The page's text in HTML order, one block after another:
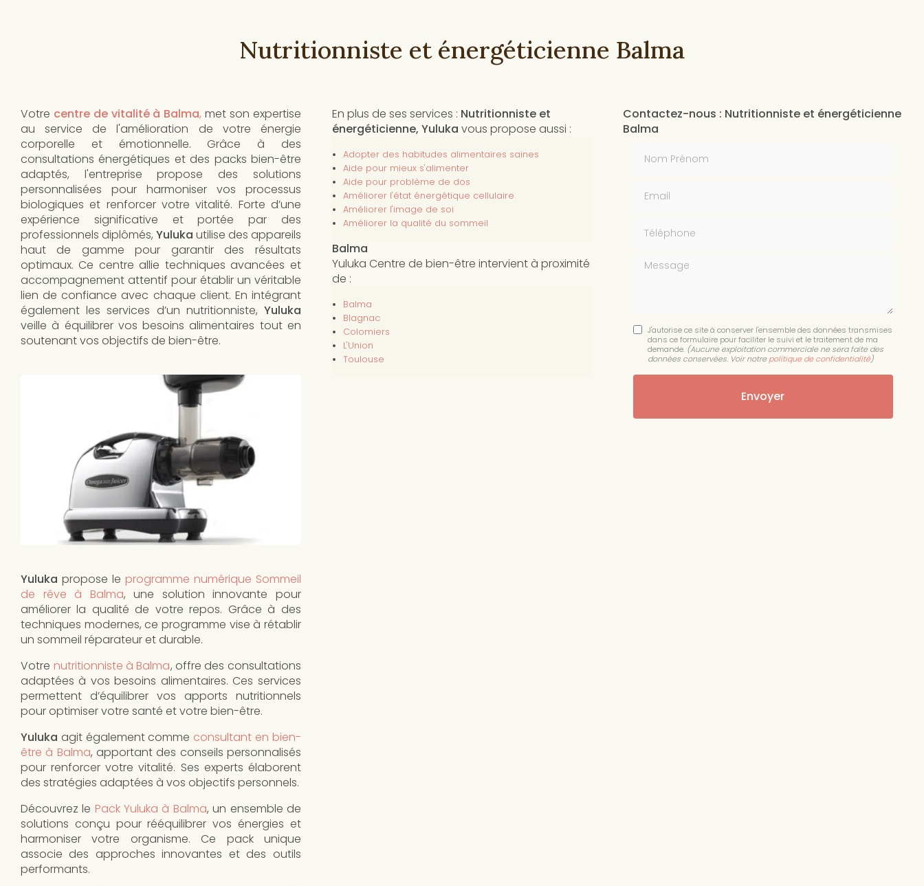
Nutritionniste et énergéticienne Balma
Votre centre de vitalité à Balma,met son expertise
au service de l'amélioration de votre énergie
corporelle et émotionnelle. Grâce à des
consultations énergétiques et des packs bien-être
adaptés, l'entreprise propose des solutions
personnalisées pour harmoniser vos processus
biologiques et renforcer votre vitalité. Forte d’une
expérience significative et portée par des
professionnels diplômés, Yuluka utilise des appareils
haut de gamme pour garantir des résultats
optimaux. Ce centre allie techniques avancées et
accompagnement attentif pour établir un véritable
lien de confiance avec chaque client. En intégrant
également les services d’un nutritionniste, Yuluka
veille à équilibrer vos besoins alimentaires tout en
soutenant vos objectifs de bien-être.
Yuluka propose le programme numérique Sommeil
de rêve à Balma, une solution innovante pour
améliorer la qualité de votre repos. Grâce à des
techniques modernes, ce programme vise à rétablir
un sommeil réparateur et durable.
Votre nutritionniste à Balma, offre des consultations
adaptées à vos besoins alimentaires. Ces services
permettent d’équilibrer vos apports nutritionnels
pour optimiser votre santé et votre bien-être.
Yuluka agit également comme consultant en bien-
être à Balma, apportant des conseils personnalisés
pour renforcer votre vitalité. Ses experts élaborent
des stratégies adaptées à vos objectifs personnels.
Découvrez le Pack Yuluka à Balma, un ensemble de
solutions conçu pour rééquilibrer vos énergies et
harmoniser votre organisme. Ce pack unique
associe des approches innovantes et des outils
performants.
En plus de ses services : Nutritionniste et
énergéticienne, Yuluka vous propose aussi :
Adopter des habitudes alimentaires saines
Aide pour mieux s'alimenter
Aide pour problème de dos
Améliorer l'état énergétique cellulaire
Améliorer l'image de soi
Améliorer la qualité du sommeil
Balma
Yuluka Centre de bien-être intervient à proximité
de :
Balma
Blagnac
Colomiers
L'Union
Toulouse
Contactez-nous : Nutritionniste et énergéticienne
Balma
Message
J'autorise ce site à conserver l'ensemble des données transmises
dans ce formulaire pour faciliter le suivi et le traitement de ma
demande. (Aucune exploitation commerciale ne sera faite des
données conservées. Voir notre politique de confidentialité)